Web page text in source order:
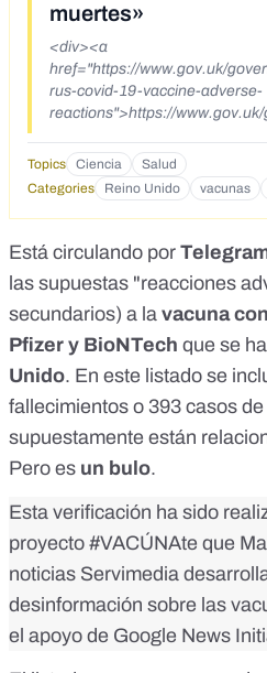
muertes»
<div><a
href="https://www.gov.uk/
rus-covid-19-vaccine-adverse-
reactions">https://
<br>Informe del Gobierno del
adversas a las vacunas de
ejecución: 4 de marzo de
sanguíneos: 2.033<br>*
Trastornos congénitos: 3<br>*
713<br>* Trastornos
oculares: 1.242 (12
gastrointestinales: 9.360<br>*
26.391<br>* Trastornos
sistema inmunitario: 466<br>*
Lesiones: 393<br>*
Trastornos metabólicos:
muscular 11,565<br>*
sistema nervioso 16,107<br>*
29<br>* Trastornos
338<br>* Trastornos
de la piel: 6,042<br>*
Muertos: 212<br>*
es que se trata de un informe
Topics Ciencia Salud
Categories
Reino Unido vacunas
Está circulando por
las supuestas "reacciones
secundarios) a la vacuna
Pfizer y BioNTech que se
Unido. En este listado se
fallecimientos o 393 casos
supuestamente están
Pero es un bulo.
Esta verificación ha sido
proyecto #VACÚNAte que
noticias Servimedia
desinformación sobre las
el apoyo de Google News